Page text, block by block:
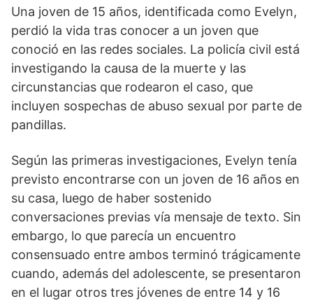
Una joven de 15 años, identificada como Evelyn,
perdió la vida tras conocer a un joven que
conoció en las redes sociales. La policía civil está
investigando la causa de la muerte y las
circunstancias que rodearon el caso, que
incluyen sospechas de abuso sexual por parte de
pandillas.
Según las primeras investigaciones, Evelyn tenía
previsto encontrarse con un joven de 16 años en
su casa, luego de haber sostenido
conversaciones previas vía mensaje de texto. Sin
embargo, lo que parecía un encuentro
consensuado entre ambos terminó trágicamente
cuando, además del adolescente, se presentaron
en el lugar otros tres jóvenes de entre 14 y 16